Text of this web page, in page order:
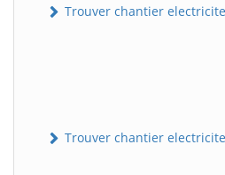
Trouver chantier
Trouver chantier